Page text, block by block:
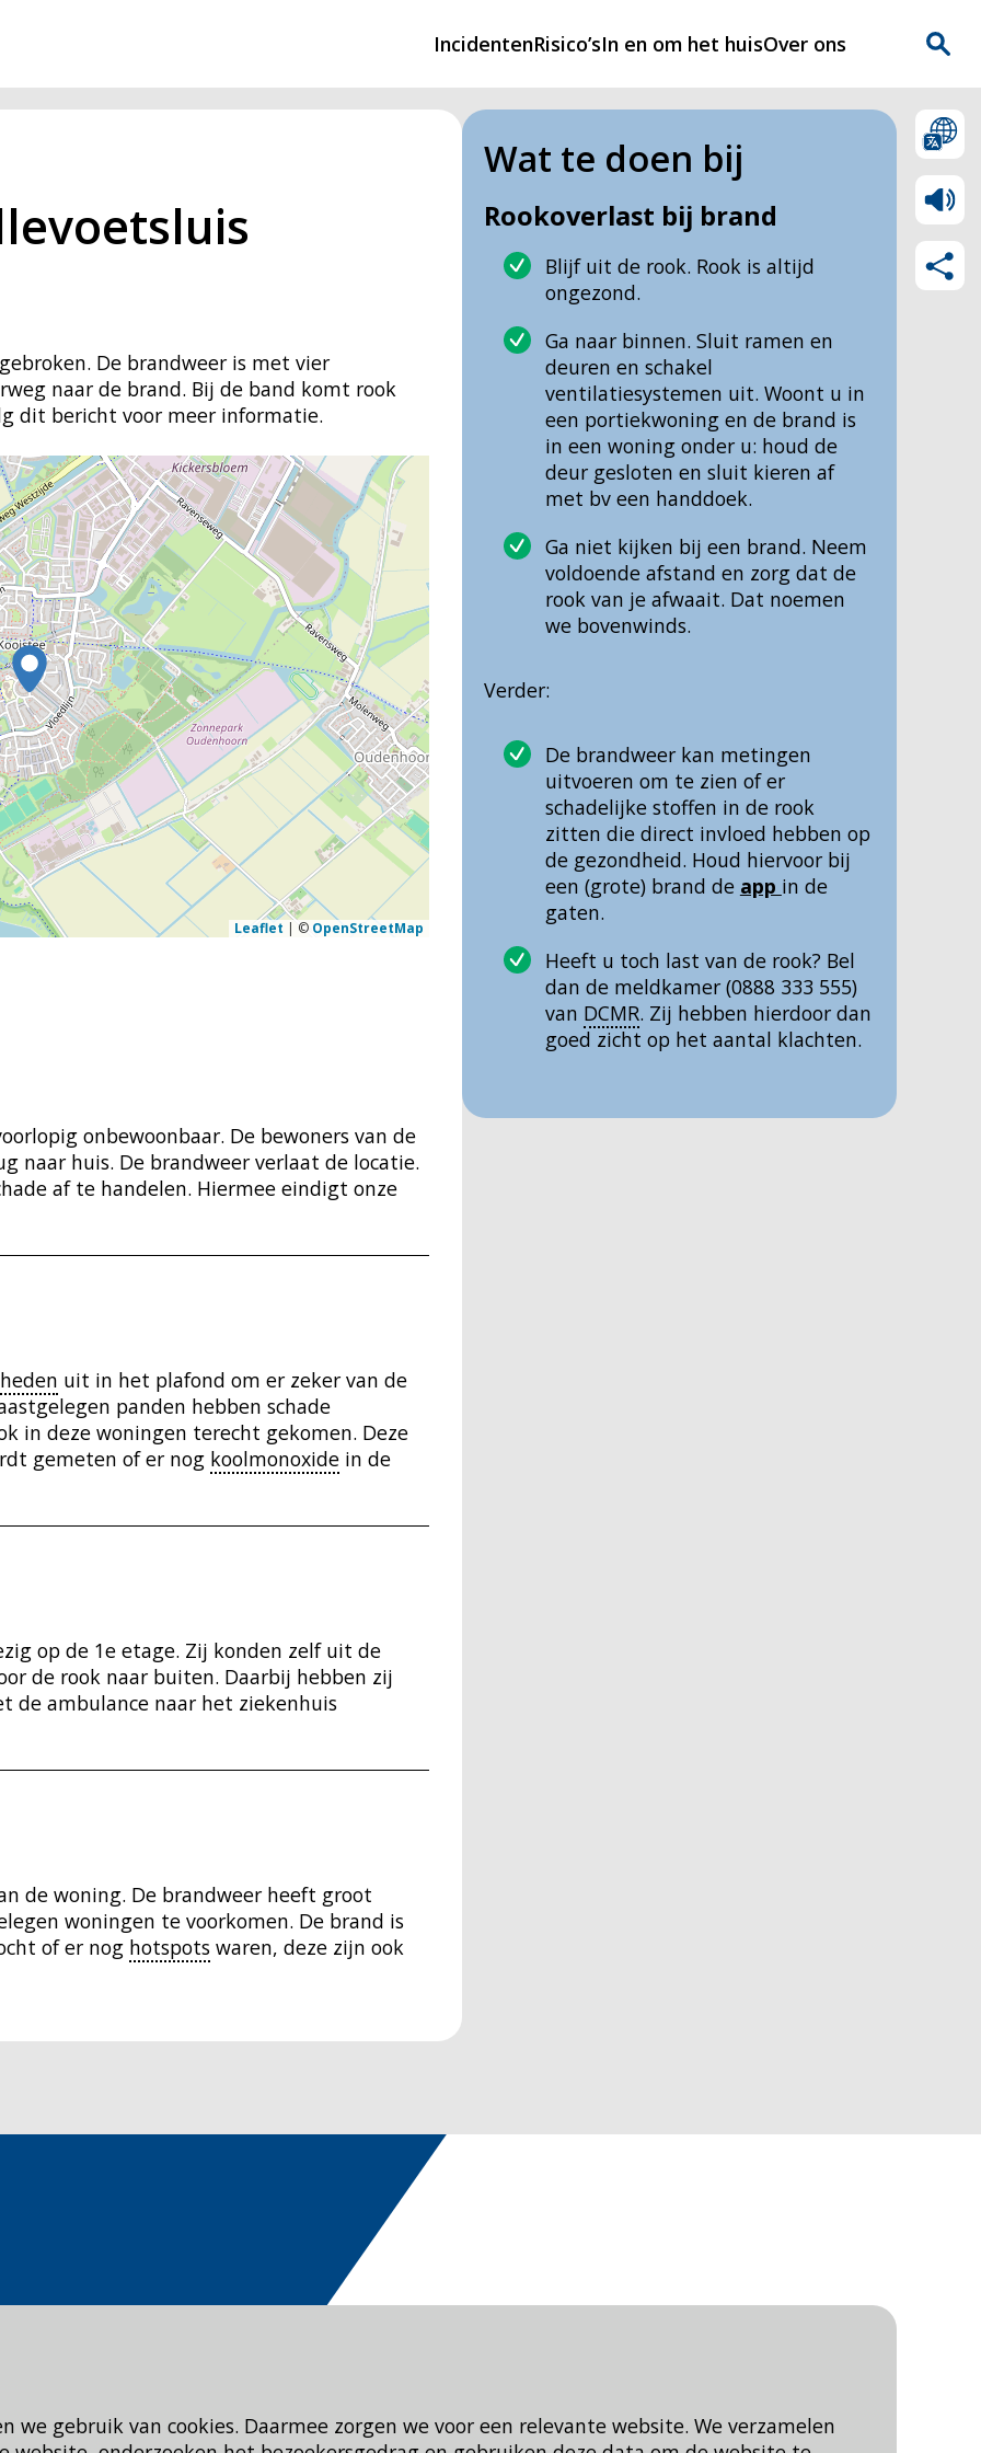
we gebruik van cookies. Daarmee zorgen we voor een relevante website. We verzamelen
Incidenten
Overzicht incidenten
Hulpdiensten nodig?
Risico’sIn en om het huisOver ons
Nieuws
Veilig Leven
Contact
De brandweer is met vier
naar de brand. Bij de band komt rook
dit bericht voor meer informatie.
Leaflet | © OpenStreetMap
onbewoonbaar. De bewoners van de
naar huis. De brandweer verlaat de locatie.
af te handelen. Hiermee eindigt onze
uit in het plafond om er zeker van de
panden hebben schade
in deze woningen terecht gekomen. Deze
gemeten of er nog koolmonoxide in de
op de 1e etage. Zij konden zelf uit de
de rook naar buiten. Daarbij hebben zij
de ambulance naar het ziekenhuis
de woning. De brandweer heeft groot
woningen te voorkomen. De brand is
of er nog hotspots waren, deze zijn ook
Wat te doen bij
Rookoverlast bij brand
Blijf uit de rook. Rook is altijd
ongezond.
Ga naar binnen. Sluit ramen en
deuren en schakel
ventilatiesystemen uit. Woont u in
een portiekwoning en de brand is
in een woning onder u: houd de
deur gesloten en sluit kieren af
met bv een handdoek.
Ga niet kijken bij een brand. Neem
voldoende afstand en zorg dat de
rook van je afwaait. Dat noemen
we bovenwinds.
Verder:
De brandweer kan metingen
uitvoeren om te zien of er
schadelijke stoffen in de rook
zitten die direct invloed hebben op
de gezondheid. Houd hiervoor bij
een (grote) brand de app in de
gaten.
Heeft u toch last van de rook? Bel
dan de meldkamer (0888 333 555)
van DCMR. Zij hebben hierdoor dan
goed zicht op het aantal klachten.